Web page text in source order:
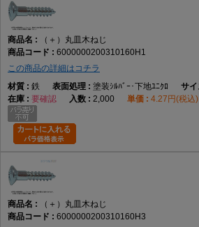
（＋）丸皿木ねじ
6000000200310160H1
この商品の詳細はコチラ
鉄
塗装ｼﾙﾊﾞｰ･下地ﾕﾆｸﾛ
要確認
2,000 4.27円(税込)
（＋）丸皿木ねじ
6000000200310160H3